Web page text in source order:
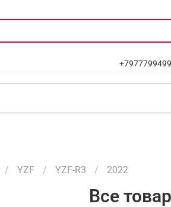
YZF YZF-R3 2022
Все